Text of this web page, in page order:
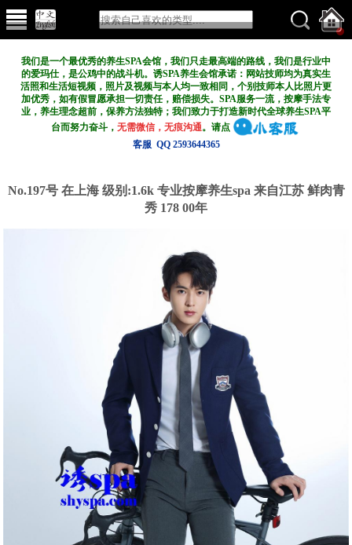
我们是一个最优秀的养生SPA会馆，我们只走最高端的路线，我们是行业中
的爱玛仕，是公鸡中的战斗机。诱SPA养生会馆承诺：网站技师均为真实生
活照和生活短视频，照片及视频与本人均一致相同，个别技师本人比照片更
加优秀，如有假冒愿承担一切责任，赔偿损失。SPA服务一流，按摩手法专
业，养生理念超前，保养方法独特；我们致力于打造新时代全球养生SPA平
台而努力奋斗，无需微信，无痕沟通。请点
客服 QQ 2593644365
No.197号 在上海 级别:1.6k 专业按摩养生spa 来自江苏 鲜肉青
秀 178 00年